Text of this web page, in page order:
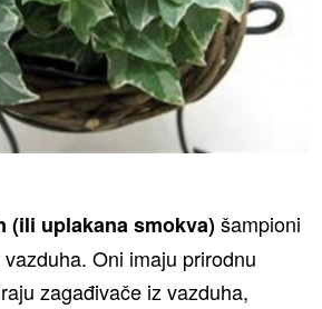
(ili uplakana smokva)šampioni
Oni imaju prirodnu
zagađivače iz vazduha,